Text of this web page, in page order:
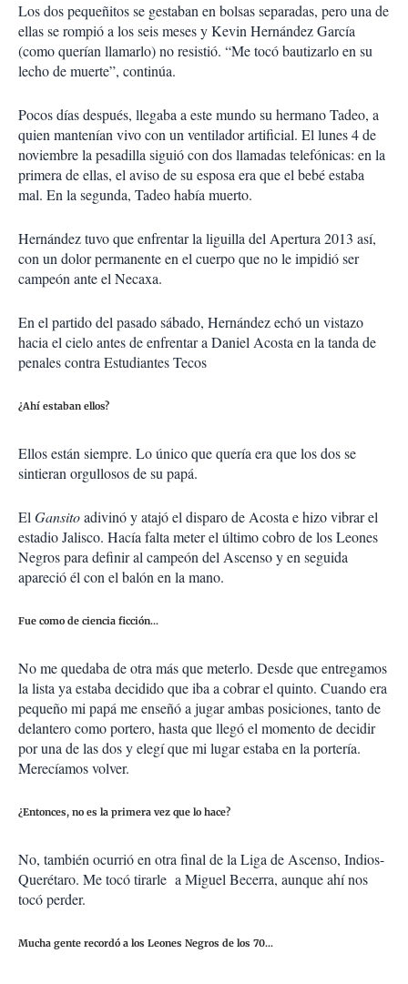
Los dos pequeñitos se gestaban en bolsas separadas, pero una de
ellas se rompió a los seis meses y Kevin Hernández García
(como querían llamarlo) no resistió. “Me tocó bautizarlo en su
lecho de muerte”, continúa.
Pocos días después, llegaba a este mundo su hermano Tadeo, a
quien mantenían vivo con un ventilador artificial. El lunes 4 de
noviembre la pesadilla siguió con dos llamadas telefónicas: en la
primera de ellas, el aviso de su esposa era que el bebé estaba
mal. En la segunda, Tadeo había muerto.
Hernández tuvo que enfrentar la liguilla del Apertura 2013 así,
con un dolor permanente en el cuerpo que no le impidió ser
campeón ante el Necaxa.
En el partido del pasado sábado, Hernández echó un vistazo
hacia el cielo antes de enfrentar a Daniel Acosta en la tanda de
penales contra Estudiantes Tecos
¿Ahí estaban ellos?
Ellos están siempre. Lo único que quería era que los dos se
sintieran orgullosos de su papá.
ElGansitoadivinó y atajó el disparo de Acosta e hizo vibrar el
estadio Jalisco. Hacía falta meter el último cobro de los Leones
Negros para definir al campeón del Ascenso y en seguida
apareció él con el balón en la mano.
Fue como de ciencia ficción...
No me quedaba de otra más que meterlo. Desde que entregamos
la lista ya estaba decidido que iba a cobrar el quinto. Cuando era
pequeño mi papá me enseñó a jugar ambas posiciones, tanto de
delantero como portero, hasta que llegó el momento de decidir
por una de las dos y elegí que mi lugar estaba en la portería.
Merecíamos volver.
¿Entonces, no es la primera vez que lo hace?
No, también ocurrió en otra final de la Liga de Ascenso, Indios-
Querétaro. Me tocó tirarle a Miguel Becerra, aunque ahí nos
tocó perder.
Mucha gente recordó a los Leones Negros de los 70...